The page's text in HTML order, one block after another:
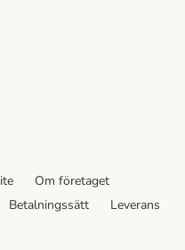
Om företaget
Betalningssätt
Leverans